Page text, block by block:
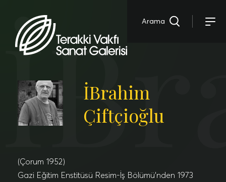
Arama
İBrahim
Çiftçioğlu
(Çorum 1952)
Gazi Eğitim Enstitüsü Resim-İş Bölümü’nden 1973